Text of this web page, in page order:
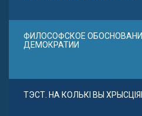
ФИЛОСОФСКОЕ
ДЕМОКРАТИИ
ТЭСТ. НА КОЛЬКІ ВЫ